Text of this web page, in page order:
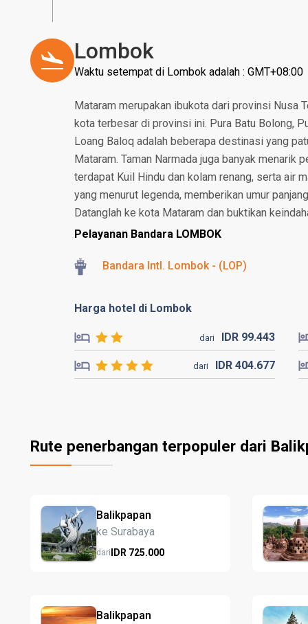
Lombok
Waktu setempat di Lombok adalah : GMT+08:00
Mataram merupakan ibukota dari provinsi Nusa
kota terbesar di provinsi ini. Pura Batu Bolong,
Loang Baloq adalah beberapa destinasi yang
Mataram. Taman Narmada juga banyak menarik
terdapat Kuil Hindu dan kolam renang, serta air
yang menurut legenda, memberikan umur
Datanglah ke kota Mataram dan buktikan
Pelayanan Bandara LOMBOK
Bandara Intl. Lombok - (LOP)
Harga hotel di Lombok
dari IDR 99.443
dari IDR 404.677
Rute penerbangan terpopuler dari
Balikpapan
ke Surabaya
dariIDR 725.000
Balikpapan